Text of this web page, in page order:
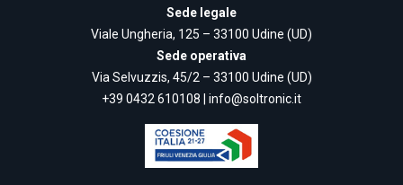
Sede legale
Viale Ungheria, 125 – 33100 Udine (UD)
Sede operativa
Via Selvuzzis, 45/2 – 33100 Udine (UD)
+39 0432 610108
info@soltronic.it